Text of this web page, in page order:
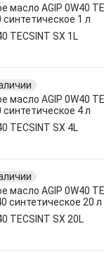
масло AGIP 0W40
синтетическое 1 л
TECSINT SX 1L
масло AGIP 0W40
синтетическое 4 л
TECSINT SX 4L
масло AGIP 0W40
синтетическое 20 л
TECSINT SX 20L